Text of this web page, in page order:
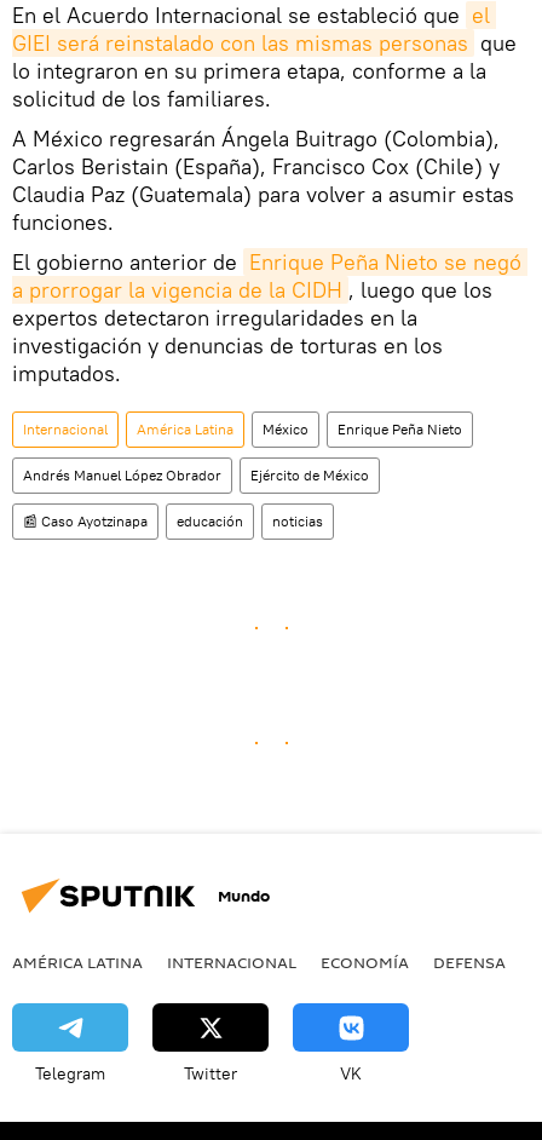
En el Acuerdo Internacional se estableció que el
GIEI será reinstalado con las mismas personas que
lo integraron en su primera etapa, conforme a la
solicitud de los familiares.
A México regresarán Ángela Buitrago (Colombia),
Carlos Beristain (España), Francisco Cox (Chile) y
Claudia Paz (Guatemala) para volver a asumir estas
funciones.
El gobierno anterior de Enrique Peña Nieto se negó
a prorrogar la vigencia de la CIDH , luego que los
expertos detectaron irregularidades en la
investigación y denuncias de torturas en los
imputados.
Internacional América Latina México Enrique Peña Nieto
Andrés Manuel López Obrador Ejército de México
📰 Caso Ayotzinapa educación noticias
Mundo
AMÉRICA LATINA INTERNACIONAL ECONOMÍA DEFENSA
Telegram Twitter VK